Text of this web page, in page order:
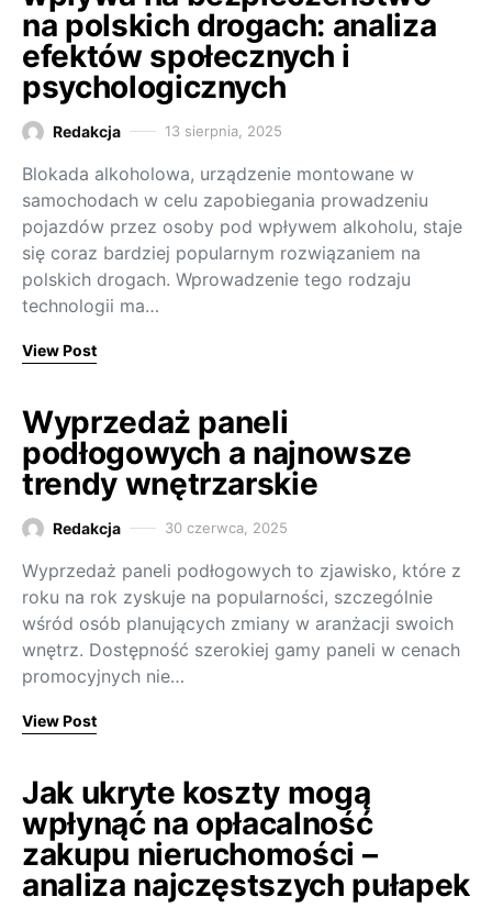
na polskich drogach: analiza
efektów społecznych i
psychologicznych
Redakcja 13 sierpnia, 2025
Blokada alkoholowa, urządzenie montowane w
samochodach w celu zapobiegania prowadzeniu
pojazdów przez osoby pod wpływem alkoholu, staje
się coraz bardziej popularnym rozwiązaniem na
polskich drogach. Wprowadzenie tego rodzaju
technologii ma…
View Post
Wyprzedaż paneli
podłogowych a najnowsze
trendy wnętrzarskie
Redakcja 30 czerwca, 2025
Wyprzedaż paneli podłogowych to zjawisko, które z
roku na rok zyskuje na popularności, szczególnie
wśród osób planujących zmiany w aranżacji swoich
wnętrz. Dostępność szerokiej gamy paneli w cenach
promocyjnych nie…
View Post
Jak ukryte koszty mogą
wpłynąć na opłacalność
zakupu nieruchomości –
analiza najczęstszych pułapek